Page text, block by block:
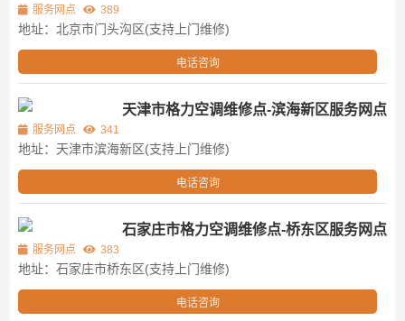
服务网点 389
地址：北京市门头沟区(支持上门维修)
电话咨询
天津市格力空调维修点-滨海新区服务网点
服务网点 341
地址：天津市滨海新区(支持上门维修)
电话咨询
石家庄市格力空调维修点-桥东区服务网点
服务网点 383
地址：石家庄市桥东区(支持上门维修)
电话咨询